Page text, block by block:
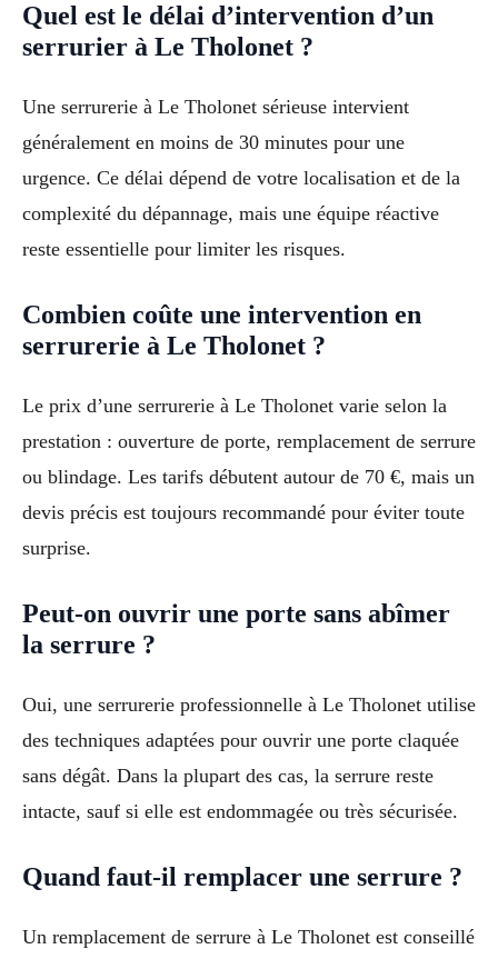
Quel est le délai d’intervention d’un
serrurier à Le Tholonet ?
Une serrurerie à Le Tholonet sérieuse intervient
généralement en moins de 30 minutes pour une
urgence. Ce délai dépend de votre localisation et de la
complexité du dépannage, mais une équipe réactive
reste essentielle pour limiter les risques.
Combien coûte une intervention en
serrurerie à Le Tholonet ?
Le prix d’une serrurerie à Le Tholonet varie selon la
prestation : ouverture de porte, remplacement de serrure
ou blindage. Les tarifs débutent autour de 70 €, mais un
devis précis est toujours recommandé pour éviter toute
surprise.
Peut-on ouvrir une porte sans abîmer
la serrure ?
Oui, une serrurerie professionnelle à Le Tholonet utilise
des techniques adaptées pour ouvrir une porte claquée
sans dégât. Dans la plupart des cas, la serrure reste
intacte, sauf si elle est endommagée ou très sécurisée.
Quand faut-il remplacer une serrure ?
Un remplacement de serrure à Le Tholonet est conseillé